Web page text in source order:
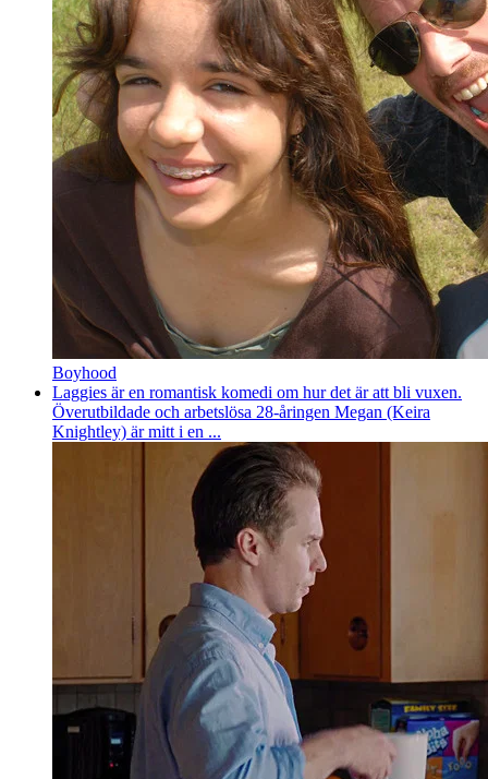
Boyhood
Laggies är en romantisk komedi om hur det är att bli vuxen.
Överutbildade och arbetslösa 28-åringen Megan (Keira
Knightley) är mitt i en ...